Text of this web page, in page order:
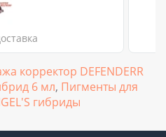
корректор DEFENDERR
6 мл, Пигменты для
гибриды